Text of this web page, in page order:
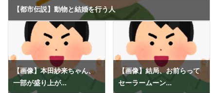
【都市伝説】動物と結婚を行う人
【画像】本田紗来ちゃん、
一部が盛り上が...
【画像】結局、お前らって
セーラームーン...